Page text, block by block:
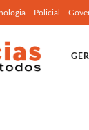
Policial